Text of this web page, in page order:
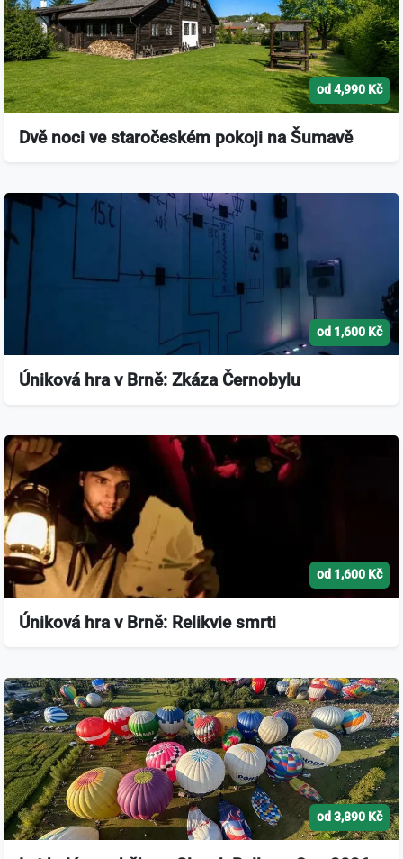
od 4,990 Kč
Dvě noci ve staročeském pokoji na Šumavě
od 1,600 Kč
Úniková hra v Brně: Zkáza Černobylu
od 1,600 Kč
Úniková hra v Brně: Relikvie smrti
od 3,890 Kč